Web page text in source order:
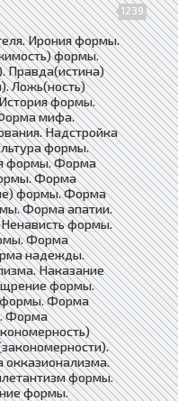
1239
Ирония формы.
формы.
Правда(истина)
Ложь(ность)
формы.
мифа.
Надстройка
формы.
формы. Форма
Форма
формы. Форма
Форма апатии.
формы.
Форма
надежды.
Наказание
формы.
формы. Форма
Форма
формы.
формы.